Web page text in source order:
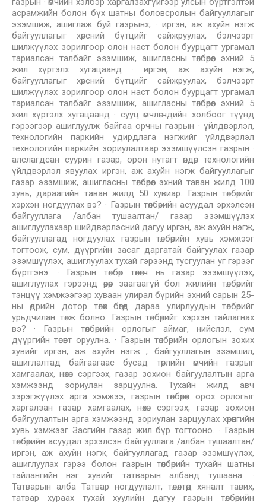
асрамжийн болон бүх шатны боловсролын байгууллагыг
эзэмшиж, ашиглаж буй газрынх; · иргэн, аж ахуйн нэгж
байгууллагыг хөрсний бүтцийг сайжруулах, бэлчээрт
шилжүүлэх зорилгоор олон наст болон буурцагт ургамал
тариалсан талбайг эзэмшиж, ашигласны төлбөрөөс эхний 5
жил хүртэлх хугацаанд · иргэн, аж ахуйн нэгж,
байгууллагыг хөрсний бүтцийг сайжруулах, бэлчээрт
шилжүүлэх зорилгоор олон наст болон буурцагт ургамал
тариалсан талбайг эзэмшиж, ашигласны төлбөрөөс эхний 5
жил хүртэлх хугацаанд · сууц өмчлөгчдийн холбоог түүнд
гэрээгээр ашиглуулж байгаа орчны газрын · үйлдвэрлэл,
технологийн паркийн удирдлага нэгжийг үйлдвэрлэл
технологийн паркийн зориулалтаар эзэмшүүлсэн газрын ·
алслагдсан суурин газар, орон нутагт өндөр технологийн
үйлдвэрлэл явуулах иргэн, аж ахуйн нэгж байгууллагыг
газар эзэмшиж, ашигласны төлбөрөөс эхний таван жилд 100
хувь, дараагийн таван жилд 50 хувиар. Газрын төлбөрийг
хэрхэн ногдуулах вэ? · Газрын төлбөрийн асуудал эрхэлсэн
байгууллага /албан тушаалтан/ газар эзэмшүүлэх
ашиглуулахаар шийдвэрлэсний дагуу иргэн, аж ахуйн нэгж,
байгууллагад ногдуулах газрын төлбөрийн хувь хэмжээг
тогтоож, сум, дүүргийн засаг даргатай байгуулах газар
эзэмшүүлэх, ашиглуулах тухай гэрээнд тусгуулан уг гэрээг
бүртгэнэ. · Газрын төлбөр төлөгч нь газар эзэмшүүлэх,
ашиглуулах гэрээнд өөрөөр заагаагүй бол жилийн төлбөрийг
тэнцүү хэмжээгээр хуваан улирал бүрийн эхний сарын 25-
ны өдрийн дотор төлөх бөгөөд дараа улирлуудын төлбөрийг
урьдчилан төлж болно. Газрын төлбөрийг хэрхэн тайлагнах
вэ? · Газрын төлбөрийн орлогыг аймаг, нийслэл, сум
дүүргийн төсөвт оруулна. · Газрын төлбөрийн орлогын зохих
хувийг иргэн, аж ахуйн нэгж , байгууллагын эзэмшил,
ашиглалтад байгаагаас бусад төрлийн өмчийн газрыг
хамгаалах, нөхөн сэргээх, газар зохион байгуулалтын арга
хэмжээнд зориулан зарцуулна. Тухайн жилд авч
хэрэгжүүлэх арга хэмжээ, газрын төлбөрөөс орох орлогыг
харгалзан газар хамгаалах, нөхөн сэргээх, газар зохион
байгуулалтын арга хэмжээнд зориулан зарцуулах хөрөнгийн
хувь хэмжээг Засгийн газар жил бүр тогтооно. · Газрын
төлбөрийн асуудал эрхэлсэн байгууллага /албан тушаалтан/
иргэн, аж ахуйн нэгж, байгууллагад газар эзэмшүүлэх,
ашиглуулах гэрээ болон газрын төлбөрийн тухайн шатны
тайлангийн нэг хувийг татварын албанд тушаана. ·
Татварын алба Татвар ногдуулалт, төлөлтөд хяналт тавих,
татвар хураах тухай хуулийн дагуу газрын төлбөрийн